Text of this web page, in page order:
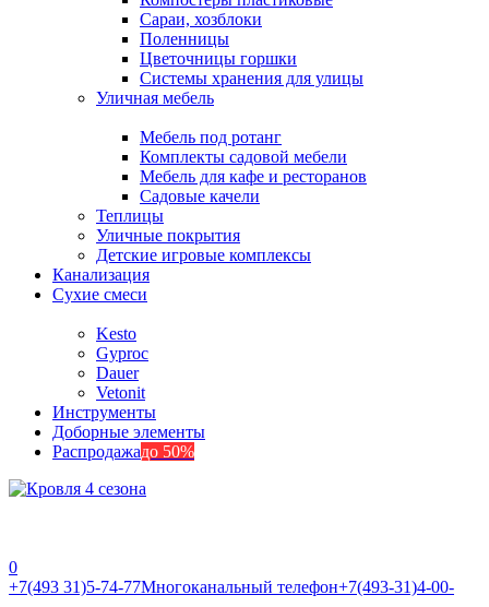
Сараи, хозблоки
Поленницы
Цветочницы горшки
Системы хранения для улицы
Уличная мебель
Мебель под ротанг
Комплекты садовой мебели
Мебель для кафе и ресторанов
Садовые качели
Теплицы
Уличные покрытия
Детские игровые комплексы
Канализация
Сухие смеси
Kesto
Gyproc
Dauer
Vetonit
Инструменты
Доборные элементы
Распродажадо 50%
0
‎‎+7(493 31)5-74-77Многоканальный телефон‎‎+7(493-31)4-00-